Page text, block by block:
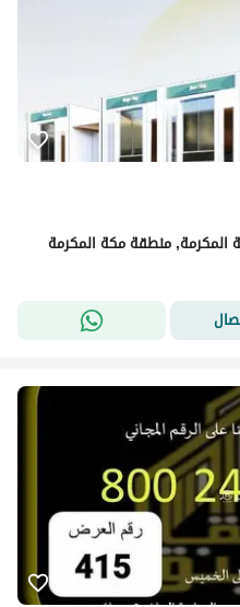
المكرمة, منطقة مكة المكرمة